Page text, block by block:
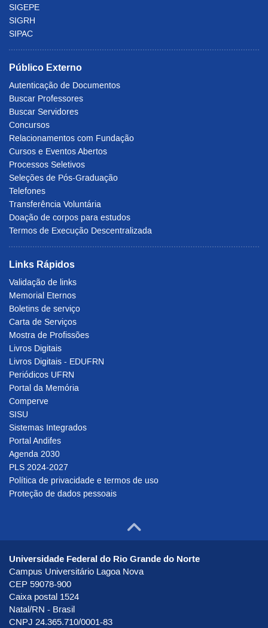
SIGEPE
SIGRH
SIPAC
Público Externo
Autenticação de Documentos
Buscar Professores
Buscar Servidores
Concursos
Relacionamentos com Fundação
Cursos e Eventos Abertos
Processos Seletivos
Seleções de Pós-Graduação
Telefones
Transferência Voluntária
Doação de corpos para estudos
Termos de Execução Descentralizada
Links Rápidos
Validação de links
Memorial Eternos
Boletins de serviço
Carta de Serviços
Mostra de Profissões
Livros Digitais
Livros Digitais - EDUFRN
Periódicos UFRN
Portal da Memória
Comperve
SISU
Sistemas Integrados
Portal Andifes
Agenda 2030
PLS 2024-2027
Política de privacidade e termos de uso
Proteção de dados pessoais
Ir para o
Universidade Federal do Rio Grande do Norte
Campus Universitário Lagoa Nova
CEP 59078-900
Caixa postal 1524
Natal/RN - Brasil
CNPJ 24.365.710/0001-83